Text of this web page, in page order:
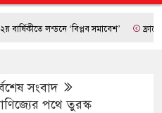
লন্ডনে ‘বিপ্লব সমাবেশ’ ফ্রান্সে
সংবাদ
পথে তুরস্ক